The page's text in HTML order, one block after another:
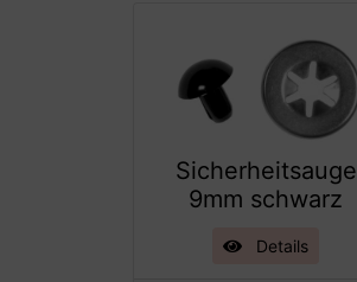
Sicherheitsauge
9mm schwarz
Details